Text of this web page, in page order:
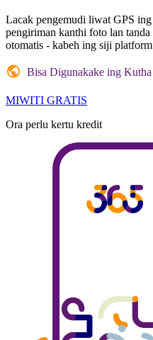
Lacak pengemudi liwat GPS
pengiriman kanthi foto lan
otomatis - kabeh ing siji
Bisa Digunakake ing
MIWITI GRATIS
Ora perlu kertu kredit